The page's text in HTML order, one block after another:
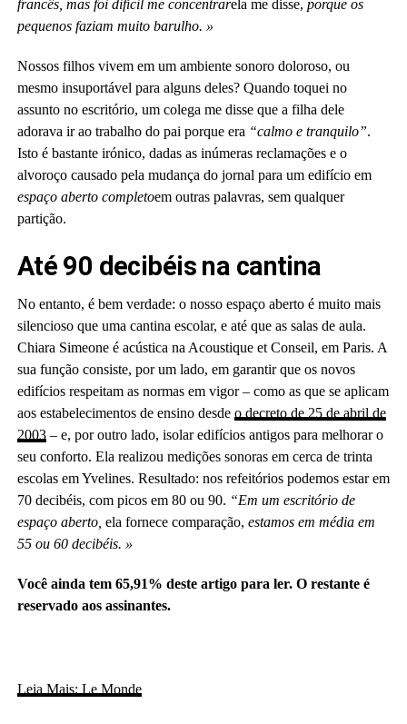
francês, mas foi difícil me concentrarela me disse, porque os
pequenos faziam muito barulho. »
Nossos filhos vivem em um ambiente sonoro doloroso, ou
mesmo insuportável para alguns deles? Quando toquei no
assunto no escritório, um colega me disse que a filha dele
adorava ir ao trabalho do pai porque era “calmo e tranquilo”.
Isto é bastante irónico, dadas as inúmeras reclamações e o
alvoroço causado pela mudança do jornal para um edifício em
espaço aberto completoem outras palavras, sem qualquer
partição.
Até 90 decibéis na cantina
No entanto, é bem verdade: o nosso espaço aberto é muito mais
silencioso que uma cantina escolar, e até que as salas de aula.
Chiara Simeone é acústica na Acoustique et Conseil, em Paris. A
sua função consiste, por um lado, em garantir que os novos
edifícios respeitam as normas em vigor – como as que se aplicam
aos estabelecimentos de ensino desde o decreto de 25 de abril de
2003– e, por outro lado, isolar edifícios antigos para melhorar o
seu conforto. Ela realizou medições sonoras em cerca de trinta
escolas em Yvelines. Resultado: nos refeitórios podemos estar em
70 decibéis, com picos em 80 ou 90. “Em um escritório de
espaço aberto, ela fornece comparação, estamos em média em
55 ou 60 decibéis. »
Você ainda tem 65,91% deste artigo para ler. O restante é
reservado aos assinantes.
Leia Mais: Le Monde